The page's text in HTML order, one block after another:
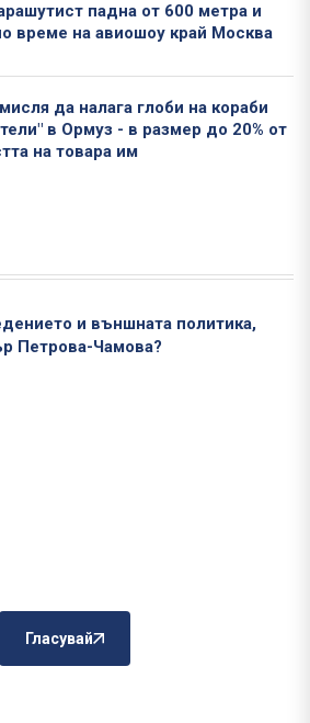
падна от 600 метра и
време на авиошоу край Москва
да налага глоби на кораби
в Ормуз - в размер до 20% от
на товара им
и външната политика,
Петрова-Чамова?
Гласувай